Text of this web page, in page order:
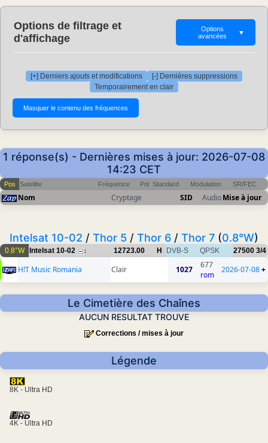
Options de filtrage et
d'affichage
Options
avancées
▼
[+] Derniers ajouts et modifications
[-] Dernières suppressions
Temporairement en clair
1 réponse(s) - Dernières mises à jour: 2026-07-08
14:23 CET
Pos Satellite Fréquence Pol Standard Modulation SR/FEC
Nom Cryptage SID AudioMise à jour
Intelsat 10-02 / Thor 5 / Thor 6 / Thor 7 (0.8°W)
0.8°W Intelsat 10-02 1 12723.00 H DVB-S QPSK 27500 3/4
H!T Music Romania Clair 1027
677
rom
2026-07-08+
Le Cimetière des Chaînes
AUCUN RESULTAT TROUVE
Corrections / mises à jour
Légende
8K - Ultra HD
4K - Ultra HD